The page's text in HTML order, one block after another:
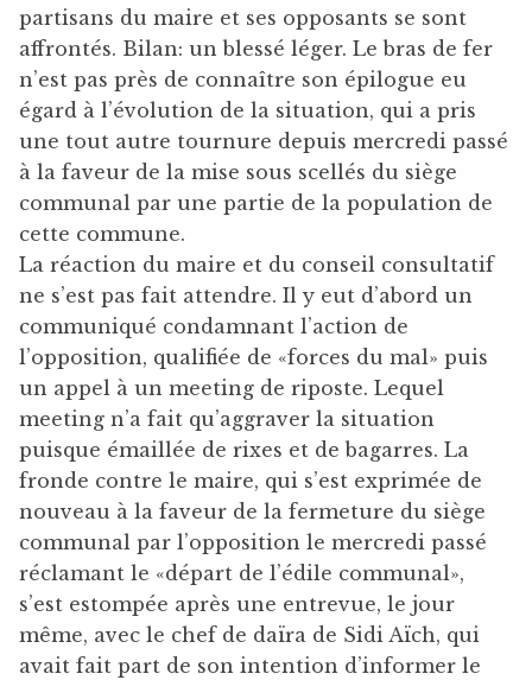
partisans du maire et ses opposants se sont
affrontés. Bilan: un blessé léger. Le bras de fer
n’est pas près de connaître son épilogue eu
égard à l’évolution de la situation, qui a pris
une tout autre tournure depuis mercredi passé
à la faveur de la mise sous scellés du siège
communal par une partie de la population de
cette commune.
La réaction du maire et du conseil consultatif
ne s’est pas fait attendre. Il y eut d’abord un
communiqué condamnant l’action de
l’opposition, qualifiée de «forces du mal» puis
un appel à un meeting de riposte. Lequel
meeting n’a fait qu’aggraver la situation
puisque émaillée de rixes et de bagarres. La
fronde contre le maire, qui s’est exprimée de
nouveau à la faveur de la fermeture du siège
communal par l’opposition le mercredi passé
réclamant le «départ de l’édile communal»,
s’est estompée après une entrevue, le jour
même, avec le chef de daïra de Sidi Aïch, qui
avait fait part de son intention d’informer le